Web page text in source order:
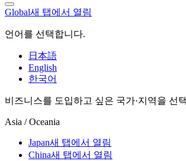
Global새 탭에서 열림
언어를 선택합니다.
日本語
English
한국어
비즈니스를 도입하고 싶은 국가·지역을 선
Asia / Oceania
Japan새 탭에서 열림
China새 탭에서 열림